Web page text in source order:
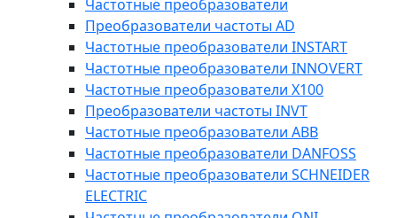
Частотные преобразователи
Преобразователи частоты AD
Частотные преобразователи INSTART
Частотные преобразователи INNOVERT
Частотные преобразователи Х100
Преобразователи частоты INVT
Частотные преобразователи ABB
Частотные преобразователи DANFOSS
Частотные преобразователи SCHNEIDER
ELECTRIC